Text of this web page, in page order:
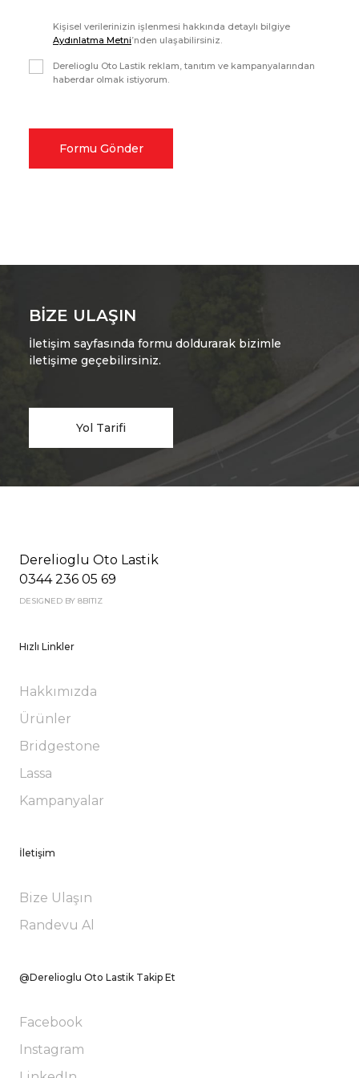
Kişisel verilerinizin işlenmesi hakkında detaylı bilgiye
Aydınlatma Metni’nden ulaşabilirsiniz.
Derelioglu Oto Lastik reklam, tanıtım ve kampanyalarından
haberdar olmak istiyorum.
Formu Gönder
BIZE ULAŞIN
İletişim sayfasında formu doldurarak bizimle
iletişime geçebilirsiniz.
Yol Tarifi
Derelioglu Oto Lastik
0344 236 05 69
DESIGNED BY 8BITIZ
Hızlı Linkler
Hakkımızda
Ürünler
Bridgestone
Lassa
Kampanyalar
İletişim
Bize Ulaşın
Randevu Al
@Derelioglu Oto Lastik Takip Et
Facebook
Instagram